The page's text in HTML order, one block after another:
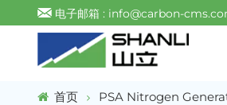
电子邮箱 : info@carbon-
首页 PSA Nitrogen